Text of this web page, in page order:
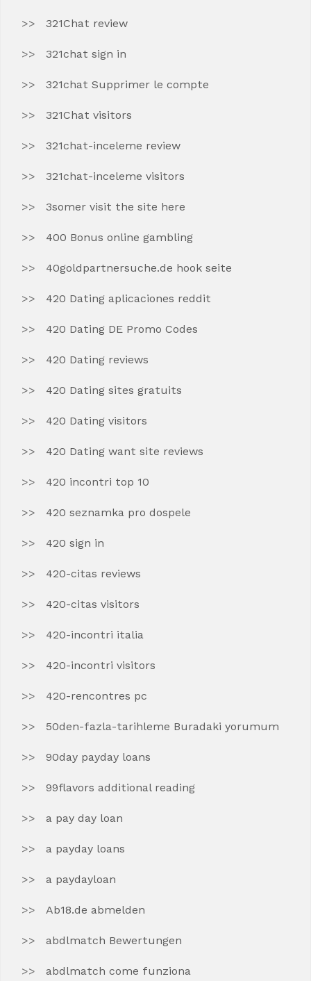
321Chat review
321chat sign in
321chat Supprimer le compte
321Chat visitors
321chat-inceleme review
321chat-inceleme visitors
3somer visit the site here
400 Bonus online gambling
40goldpartnersuche.de hook seite
420 Dating aplicaciones reddit
420 Dating DE Promo Codes
420 Dating reviews
420 Dating sites gratuits
420 Dating visitors
420 Dating want site reviews
420 incontri top 10
420 seznamka pro dospele
420 sign in
420-citas reviews
420-citas visitors
420-incontri italia
420-incontri visitors
420-rencontres pc
50den-fazla-tarihleme Buradaki yorumum
90day payday loans
99flavors additional reading
a pay day loan
a payday loans
a paydayloan
Ab18.de abmelden
abdlmatch Bewertungen
abdlmatch come funziona